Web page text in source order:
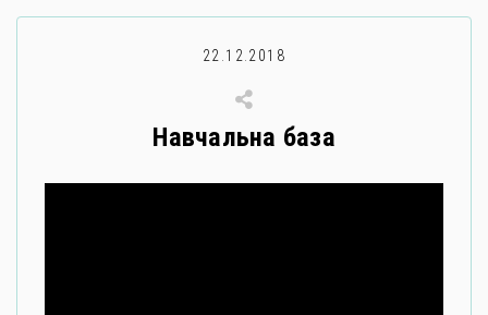
22.12.2018
Навчальна база